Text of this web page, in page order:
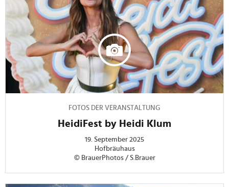
FOTOS DER VERANSTALTUNG
HeidiFest by Heidi Klum
19. September 2025
Hofbräuhaus
© BrauerPhotos / S.Brauer